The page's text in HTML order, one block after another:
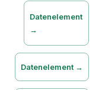
Datenelement
→
Datenelement →